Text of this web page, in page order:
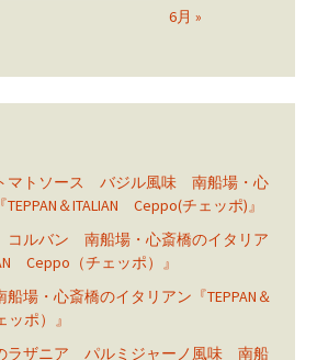
6月 »
マトソース バジル風味 南船場・心
＆ITALIAN Ceppo(チェッポ)』
ルバン 南船場・心斎橋のイタリア
Ceppo（チェッポ）』
・心斎橋のイタリアン『TEPPAN＆
ッポ）』
ラザニア パルミジャーノ風味 南船